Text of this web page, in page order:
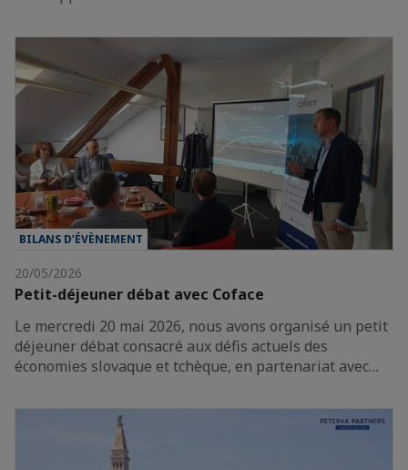
BILANS D’ÉVÈNEMENT
20/05/2026
Petit-déjeuner débat avec Coface
Le mercredi 20 mai 2026, nous avons organisé un petit
déjeuner débat consacré aux défis actuels des
économies slovaque et tchèque, en partenariat avec…